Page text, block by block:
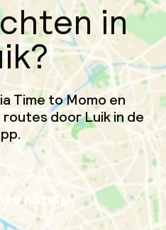
in
Time to Momo en
door Luik in de
hotels